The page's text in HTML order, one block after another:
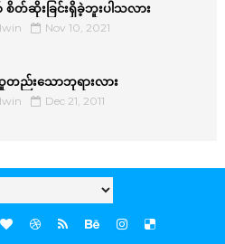
တ်ဆိုးခြင်းရှိခဲ့ဘူးပါသလား
Nov 10, 2021
ည်းသောဘုရားလား
Dec 21, 2011